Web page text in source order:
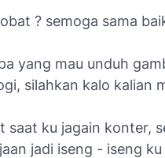
? semoga sama
yang mau unduh
silahkan kalo kalian
saat ku jagain konter,
jadi iseng - iseng